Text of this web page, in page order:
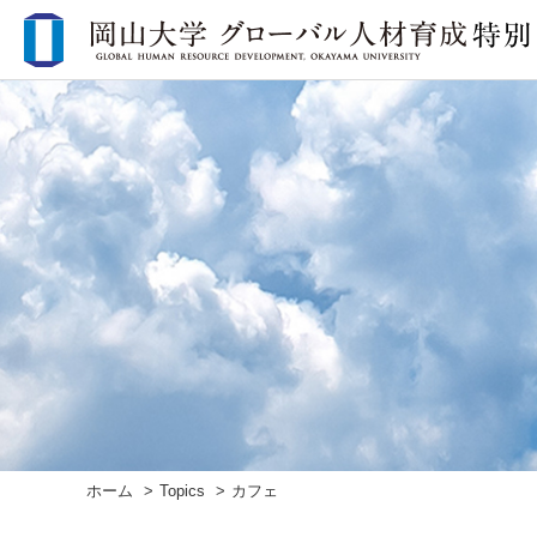
ホーム Topics カフェ